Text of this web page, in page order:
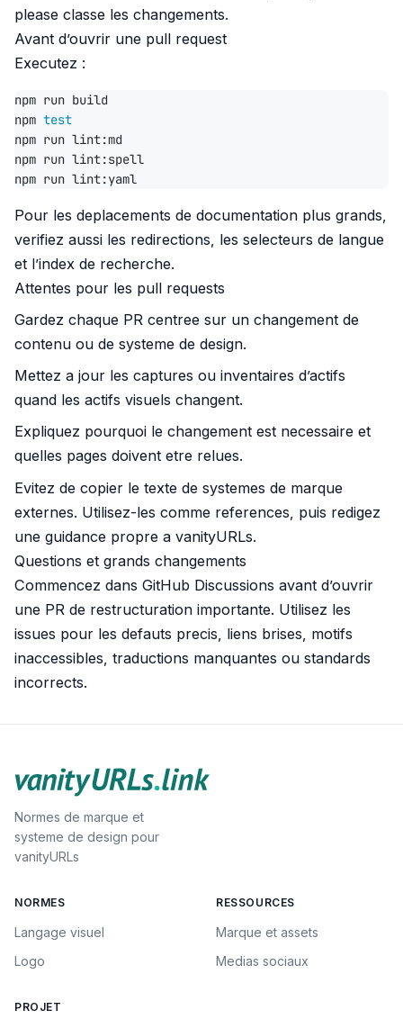
please classe les changements.
Avant d’ouvrir une pull request
Executez :
npm test
Pour les deplacements de documentation plus grands,
verifiez aussi les redirections, les selecteurs de langue
et l’index de recherche.
Attentes pour les pull requests
Gardez chaque PR centree sur un changement de
contenu ou de systeme de design.
Mettez a jour les captures ou inventaires d’actifs
quand les actifs visuels changent.
Expliquez pourquoi le changement est necessaire et
quelles pages doivent etre relues.
Evitez de copier le texte de systemes de marque
externes. Utilisez-les comme references, puis redigez
une guidance propre a vanityURLs.
Questions et grands changements
Commencez dans GitHub Discussions avant d’ouvrir
une PR de restructuration importante. Utilisez les
issues pour les defauts precis, liens brises, motifs
inaccessibles, traductions manquantes ou standards
incorrects.
Normes de marque et
systeme de design pour
vanityURLs
NORMES
Langage visuel
Logo
RESSOURCES
Marque et assets
Medias sociaux
PROJET